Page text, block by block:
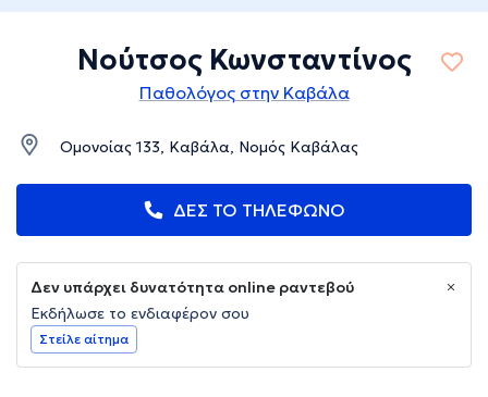
Νούτσος Κωνσταντίνος
Παθολόγος στην Καβάλα
Ομονοίας 133, Καβάλα, Νομός Καβάλας
ΔΕΣ ΤΟ ΤΗΛΕΦΩΝΟ
Δεν υπάρχει δυνατότητα online ραντεβού
Εκδήλωσε το ενδιαφέρον σου
Στείλε αίτημα